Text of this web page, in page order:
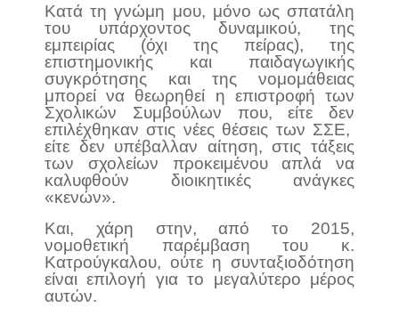
Κατά τη γνώμη μου, μόνο ως σπατάλη
του υπάρχοντος δυναμικού, της
εμπειρίας (όχι της πείρας), της
επιστημονικής και παιδαγωγικής
συγκρότησης και της νομομάθειας
μπορεί να θεωρηθεί η επιστροφή των
Σχολικών Συμβούλων που, είτε δεν
επιλέχθηκαν στις νέες θέσεις των ΣΣΕ,
είτε δεν υπέβαλλαν αίτηση, στις τάξεις
των σχολείων προκειμένου απλά να
καλυφθούν διοικητικές ανάγκες
«κενών».
Και, χάρη στην, από το 2015,
νομοθετική παρέμβαση του κ.
Κατρούγκαλου, ούτε η συνταξιοδότηση
είναι επιλογή για το μεγαλύτερο μέρος
αυτών.